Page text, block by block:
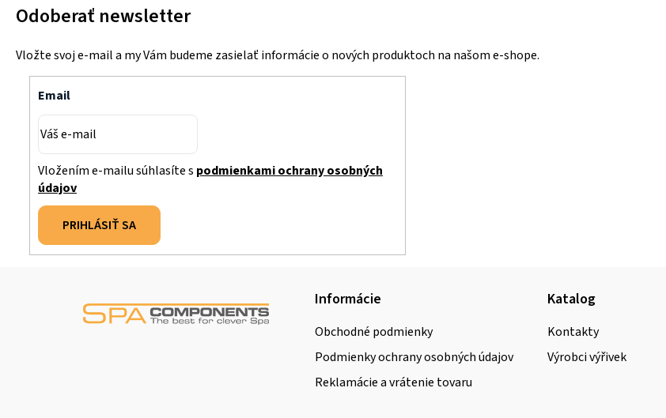
Odoberať newsletter
Vložte svoj e-mail a my Vám budeme zasielať informácie o nových produktoch na našom e-shope.
Email
Vložením e-mailu súhlasíte s podmienkami ochrany osobných
údajov
PRIHLÁSIŤ SA
Informácie
Obchodné podmienky
Podmienky ochrany osobných údajov
Reklamácie a vrátenie tovaru
Katalog
Kontakty
Výrobci výřivek